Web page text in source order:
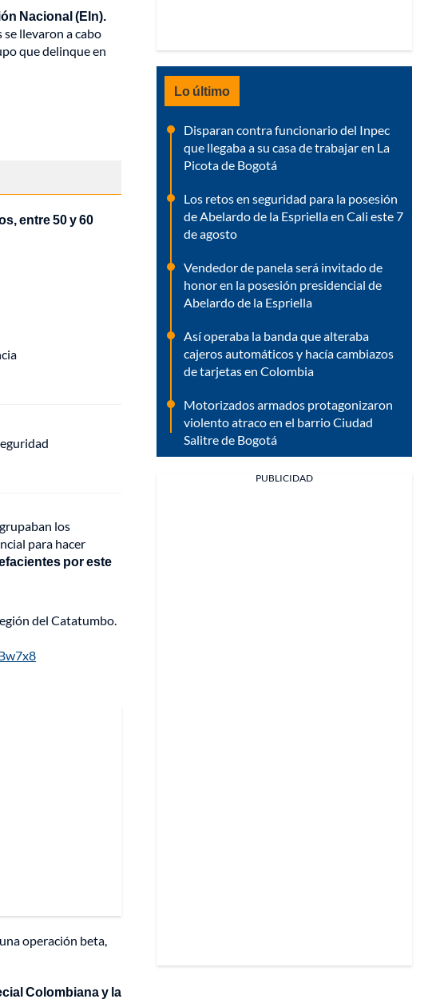
Nacional (Eln).
llevaron a cabo
que delinque en
entre 50 y 60
los
para hacer
por este
del Catatumbo.
operación beta,
Colombiana y la
Lo último
Disparan contra funcionario del Inpec
que llegaba a su casa de trabajar en La
Picota de Bogotá
Los retos en seguridad para la posesión
de Abelardo de la Espriella en Cali este 7
de agosto
Vendedor de panela será invitado de
honor en la posesión presidencial de
Abelardo de la Espriella
Así operaba la banda que alteraba
cajeros automáticos y hacía cambiazos
de tarjetas en Colombia
Motorizados armados protagonizaron
violento atraco en el barrio Ciudad
Salitre de Bogotá
PUBLICIDAD